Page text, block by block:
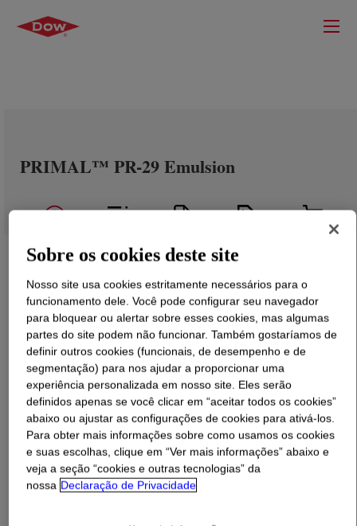
PRIMAL™ PR-29 Emulsion
O que éPRIMAL™ PR-29 Emulsion?
Surfactant stabilized latex, developed for use as a
waterborne stain-locking primer vehicle. A stain-locking
system means that the primer coat picks up any
solubilized stain from the substrate, locks and traps it,
Sobre os cookies deste site
Nosso site usa cookies estritamente necessários para o
funcionamento dele. Você pode configurar seu navegador
para bloquear ou alertar sobre esses cookies, mas algumas
partes do site podem não funcionar. Também gostaríamos de
definir outros cookies (funcionais, de desempenho e de
segmentação) para nos ajudar a proporcionar uma
experiência personalizada em nosso site. Eles serão
definidos apenas se você clicar em “aceitar todos os cookies”
abaixo ou ajustar as configurações de cookies para ativá-los.
Para obter mais informações sobre como usamos os cookies
e suas escolhas, clique em “Ver mais informações” abaixo e
veja a seção “cookies e outras tecnologias” da
nossa Declaração de Privacidade